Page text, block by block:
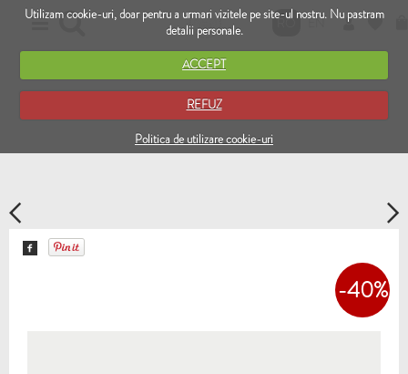
Utilizam cookie-uri, doar pentru a urmari vizitele pe site-ul nostru. Nu pastram
detalii personale.
ACCEPT
REFUZ
Politica de utilizare cookie-uri
RO EN
-40%